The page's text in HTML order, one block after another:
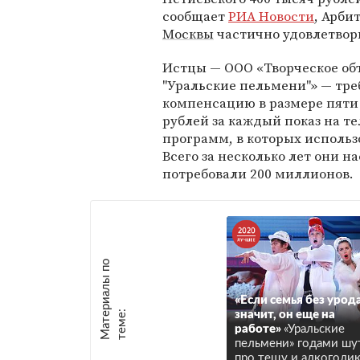
сообщаетРИА Новости,
Москвычастично
Истцы — ООО «Творческое
"Уральские пельмени"» —
компенсацию в размере
рублей за каждый показ на
программ, в которых
Всего за несколько лет они
потребовали 200 миллионов.
М
а
т е
р
и
а
л
ы
п
о
т
е
м
е :
«Если семья без
значит, он еще на
работе» «Уральские
пельмени» годами